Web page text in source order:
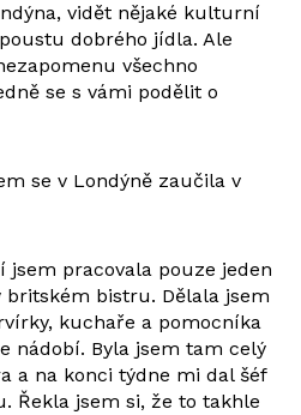
vidět nějaké kulturní
dobrého jídla. Ale
všechno
se s vámi podělit o
pracovala pouze jeden
bistru. Dělala jsem
kuchaře a pomocníka
nádobí. Byla jsem tam celý
a na konci týdne mi dal šéf
Řekla jsem si, že to takhle